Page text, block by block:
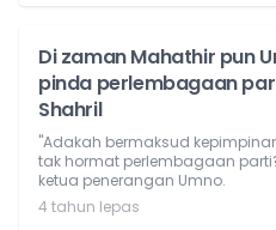
Di zaman Mahathir pun
pinda perlembagaan
Shahril
"Adakah bermaksud
tak hormat perlembagaan
ketua penerangan Umno.
4 tahun lepas